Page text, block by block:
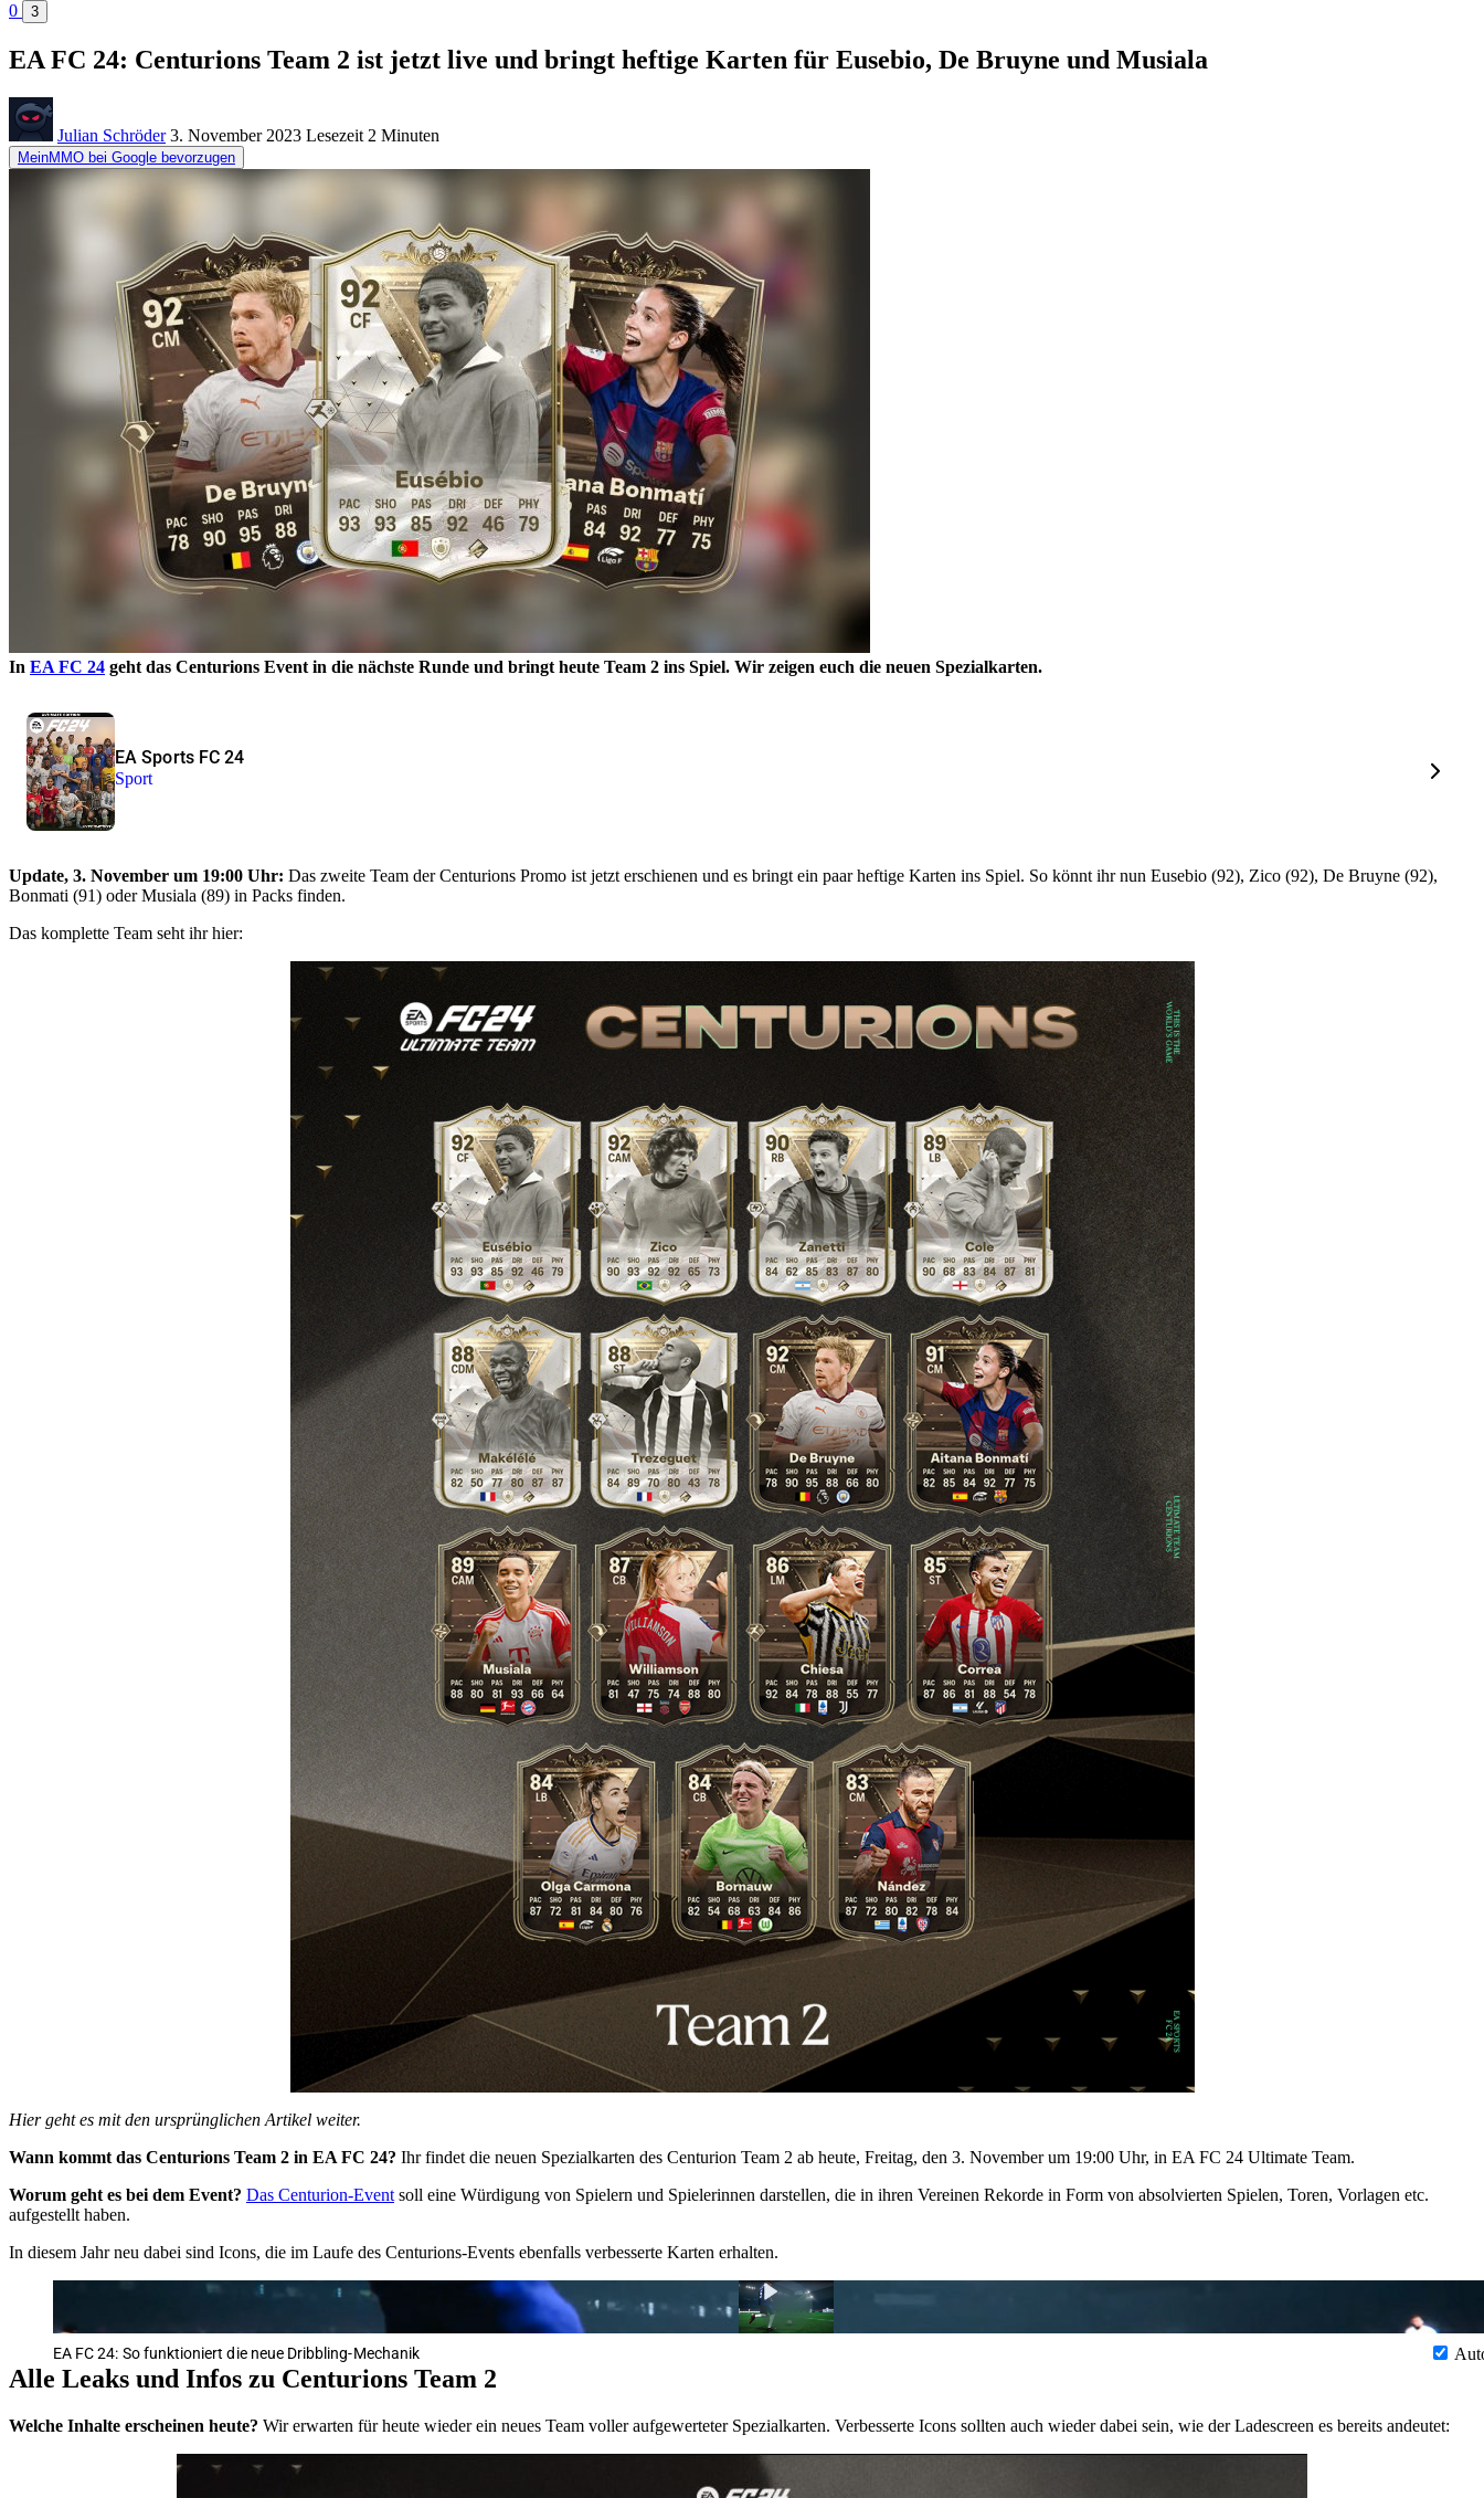
0
3
EA FC 24: Centurions Team 2 ist jetzt live und bringt heftige Karten für Eusebio, De Bruyne und Musiala
Julian Schröder 3. November 2023 Lesezeit 2 Minuten
MeinMMO bei Google bevorzugen
In EA FC 24 geht das Centurions Event in die nächste Runde und bringt heute Team 2 ins Spiel. Wir zeigen euch die neuen Spezialkarten.
EA Sports FC 24
Sport
Update, 3. November um 19:00 Uhr: Das zweite Team der Centurions Promo ist jetzt erschienen und es bringt ein paar heftige Karten ins Spiel. So könnt ihr nun Eusebio (92), Zico (92), De Bruyne (92),
Bonmati (91) oder Musiala (89) in Packs finden.
Das komplette Team seht ihr hier:
Hier geht es mit den ursprünglichen Artikel weiter.
Wann kommt das Centurions Team 2 in EA FC 24? Ihr findet die neuen Spezialkarten des Centurion Team 2 ab heute, Freitag, den 3. November um 19:00 Uhr, in EA FC 24 Ultimate Team.
Worum geht es bei dem Event? Das Centurion-Event soll eine Würdigung von Spielern und Spielerinnen darstellen, die in ihren Vereinen Rekorde in Form von absolvierten Spielen, Toren, Vorlagen etc.
aufgestellt haben.
In diesem Jahr neu dabei sind Icons, die im Laufe des Centurions-Events ebenfalls verbesserte Karten erhalten.
EA FC 24: So funktioniert die neue Dribbling-Mechanik
Alle Leaks und Infos zu Centurions Team 2
Welche Inhalte erscheinen heute? Wir erwarten für heute wieder ein neues Team voller aufgewerteter Spezialkarten. Verbesserte Icons sollten auch wieder dabei sein, wie der Ladescreen es bereits andeutet: